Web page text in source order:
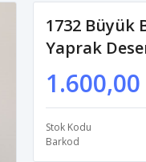
1732 Büyük
Yaprak
Stok Kodu
Barkod